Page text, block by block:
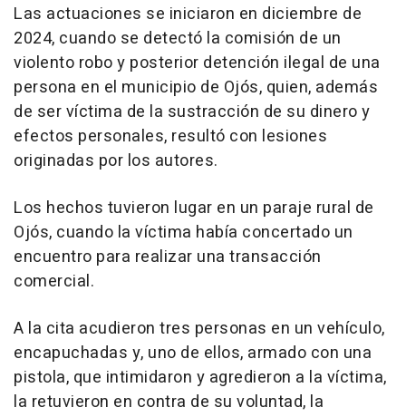
Las actuaciones se iniciaron en diciembre de
2024, cuando se detectó la comisión de un
violento robo y posterior detención ilegal de una
persona en el municipio de Ojós, quien, además
de ser víctima de la sustracción de su dinero y
efectos personales, resultó con lesiones
originadas por los autores.
Los hechos tuvieron lugar en un paraje rural de
Ojós, cuando la víctima había concertado un
encuentro para realizar una transacción
comercial.
A la cita acudieron tres personas en un vehículo,
encapuchadas y, uno de ellos, armado con una
pistola, que intimidaron y agredieron a la víctima,
la retuvieron en contra de su voluntad, la